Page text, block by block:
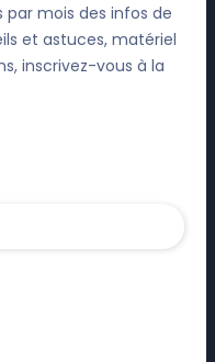
par mois des infos de
et astuces, matériel
inscrivez-vous à la